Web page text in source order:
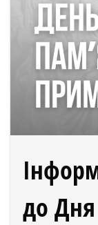
до Дня